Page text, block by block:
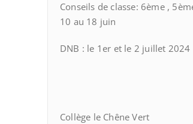
Conseils de classe: 6ème ,
10 au 18 juin
DNB : le 1er et le 2 juillet 2024
Collège le Chêne Vert